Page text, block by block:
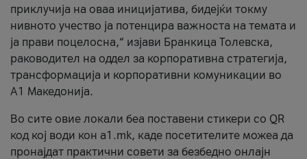
приклучија на оваа иницијатива, бидејќи токму
нивното учество ја потенцира важноста на темата и
ја прави поцелосна,“ изјави Бранкица Толевска,
раководител на оддел за корпоративна стратегија,
трансформација и корпоративни комуникации во
А1 Македонија.
Во сите овие локали беа поставени стикери со QR
код кој води кон a1.mk, каде посетителите можеа да
пронајдат практични совети за безбедно онлајн